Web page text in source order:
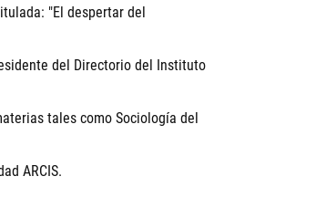
"El despertar del
del Directorio del Instituto
tales como Sociología del
ARCIS.